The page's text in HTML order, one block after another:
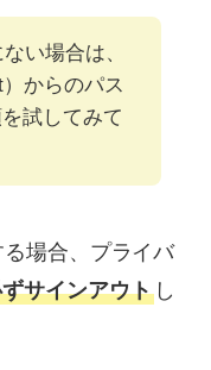
い場合は、
からのパス
試してみて
場合、プライバ
サインアウトし